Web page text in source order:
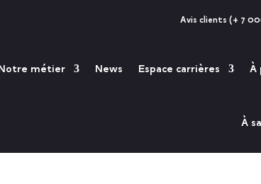
Avis clients (+ 7
métier News Espace carrières À
À